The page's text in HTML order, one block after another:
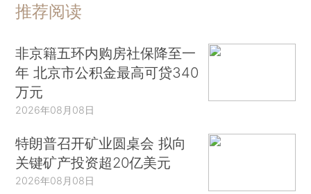
推荐阅读
非京籍五环内购房社保降至一
年 北京市公积金最高可贷340
万元
2026年08月08日
特朗普召开矿业圆桌会 拟向
关键矿产投资超20亿美元
2026年08月08日